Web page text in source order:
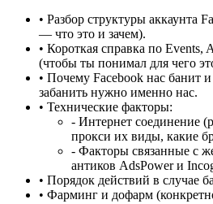
• Разбор структуры
— что это и зачем).
• Короткая справка по Events,
(чтобы ты понимал для чего
• Почему Facebook нас банит
забанить нужно именно нас.
• Технические факторы:
- Интернет соединение
прокси их виды, какие
- Факторы связанные с
антиков AdsPower и
• Порядок действий в случае
• Фарминг и дофарм